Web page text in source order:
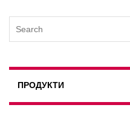
ПРОДУКТИ